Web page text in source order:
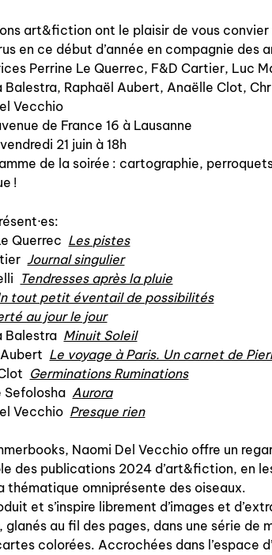
catalogue ↓
éditions de tête
agenda
au-delà du livre ↓
artistes en résidence
lectures performées
podcasts
qui sommes-nous? ↓
art&fiction ont le plaisir de vous convier
en ce début d’année en compagnie des
Perrine Le Querrec, F&D Cartier, Luc
Balestra, Raphaël Aubert, Anaëlle Clot,
Vecchio
de France 16 à Lausanne
21 juin à 18h
de la soirée : cartographie,
!
Querrec Les pistes
Journal singulier
Tendresses après la pluie
tout petit éventail de possibilités
au jour le jour
Balestra Minuit Soleil
Le voyage à Paris. Un carnet de
Germinations Ruminations
Sefolosha Aurora
Vecchio Presque rien
Naomi Del Vecchio offre un
des publications 2024 d’art&fiction, en
thématique omniprésente des oiseaux.
et s’inspire librement d’images et
glanés au fil des pages, dans une série de
colorées. Accrochées dans l’espace